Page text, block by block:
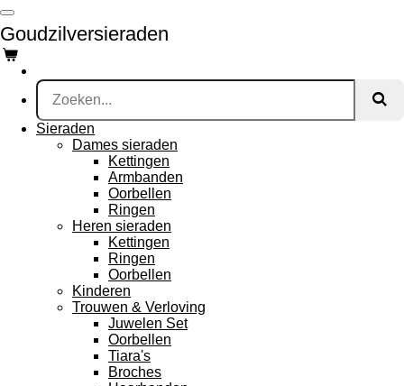
Ga
direct
naar
de
hoofdinhoud
Goudzilversieraden
Sieraden
Dames sieraden
Kettingen
Armbanden
Oorbellen
Ringen
Heren sieraden
Kettingen
Ringen
Oorbellen
Kinderen
Trouwen & Verloving
Juwelen Set
Oorbellen
Tiara's
Broches